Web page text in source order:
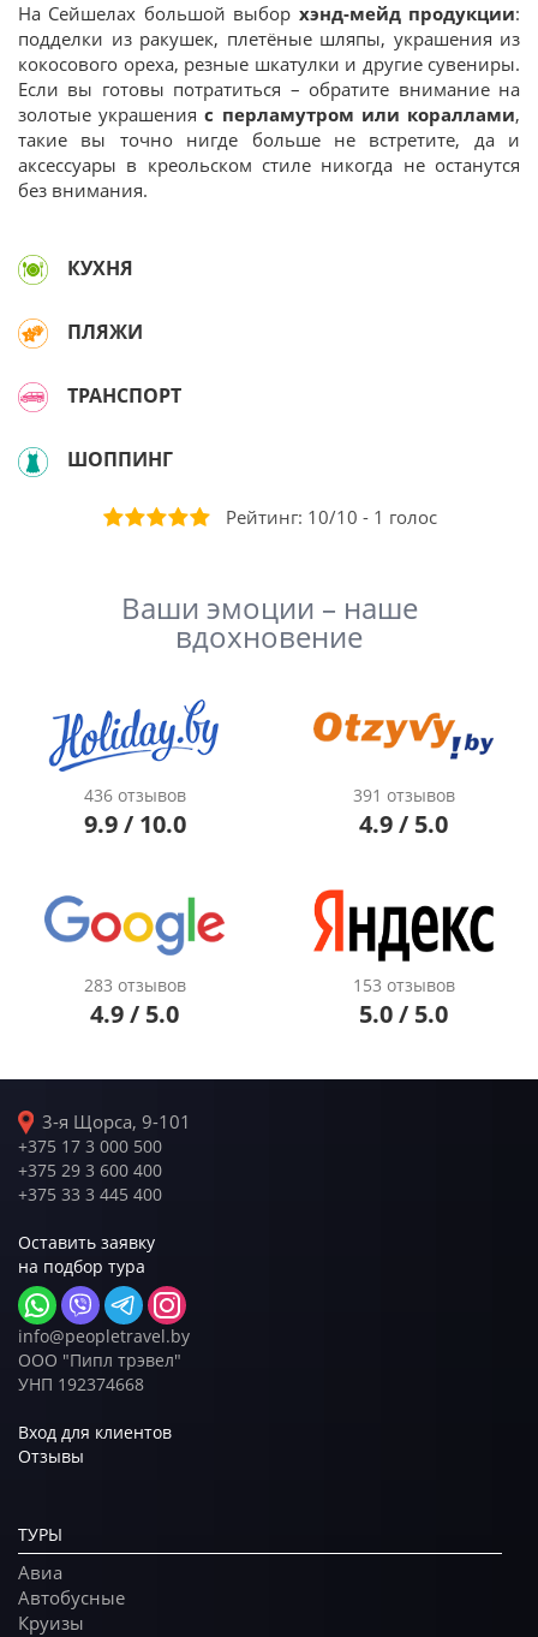
На Сейшелах большой выбор хэнд-мейд продукции:
подделки из ракушек, плетёные шляпы, украшения из
кокосового ореха, резные шкатулки и другие сувениры.
Если вы готовы потратиться – обратите внимание на
золотые украшенияс перламутром или кораллами,
такие вы точно нигде больше не встретите, да и
аксессуары в креольском стиле никогда не останутся
без внимания.
КУХНЯ
ПЛЯЖИ
ТРАНСПОРТ
ШОППИНГ
Рейтинг: 10/10 - 1 голос
Ваши эмоции – наше
вдохновение
436 отзывов
9.9 / 10.0
391 отзывов
4.9 / 5.0
283 отзывов
4.9 / 5.0
153 отзывов
5.0 / 5.0
3-я Щорса, 9-101
+375 17 3 000 500
+375 29 3 600 400
+375 33 3 445 400
Оставить заявку
на подбор тура
info@peopletravel.by
ООО "Пипл трэвел"
УНП 192374668
Вход для клиентов
Отзывы
ТУРЫ
Авиа
Автобусные
Круизы